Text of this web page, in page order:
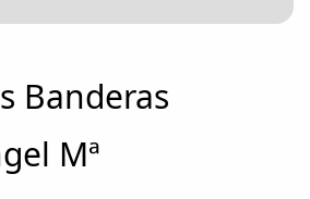
Banderas
Mª